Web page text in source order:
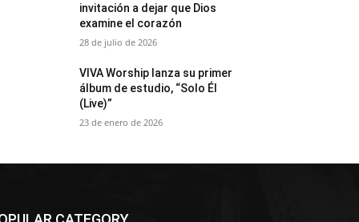
invitación a dejar que Dios
examine el corazón
28 de julio de 2026
VIVA Worship lanza su primer
álbum de estudio, “Solo Él
(Live)”
23 de enero de 2026